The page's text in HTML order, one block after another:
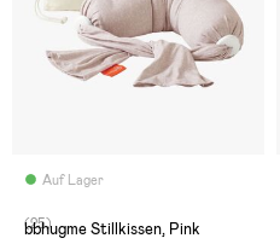
Auf Lager
(25)
bbhugme Stillkissen, Pink